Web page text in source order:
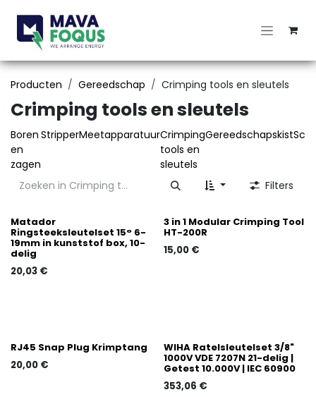
Producten Gereedschap Crimping tools en sleutels
Crimping tools en sleutels
Boren
en
zagen
StripperMeetapparatuurCrimping
tools en
sleutels
Gereedschapskist
Filters
Matador
Ringsteeksleutelset 15° 6-
19mm in kunststof box, 10-
delig
20,03 €
3 in 1 Modular Crimping Tool
HT-200R
15,00€
RJ45 Snap Plug Krimptang
20,00 €
WIHA Ratelsleutelset 3/8"
1000V VDE 7207N 21-delig |
Getest 10.000V | IEC 60900
353,06 €